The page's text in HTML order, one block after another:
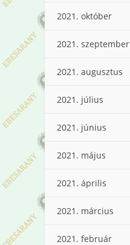
2021. október
2021. szeptember
2021. augusztus
2021. július
2021. június
2021. május
2021. április
2021. március
2021. február